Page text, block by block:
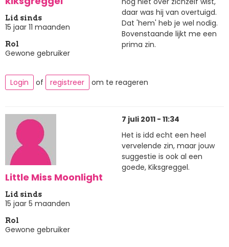
Lid sinds
15 jaar 11 maanden
Rol
Gewone gebruiker
daar was hij van overtuigd.
Dat 'hem' heb je wel nodig.
Bovenstaande lijkt me een
prima zin.
Login of registreer om te reageren
Little Miss Moonlight
Lid sinds
15 jaar 5 maanden
Rol
Gewone gebruiker
7 juli 2011 - 11:34
Het is idd echt een heel
vervelende zin, maar jouw
suggestie is ook al een
goede, Kiksgreggel.